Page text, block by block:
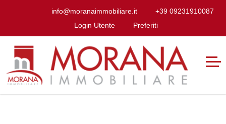
info@moranaimmobiliare.it
+39 09231910087
Login Utente
Preferiti